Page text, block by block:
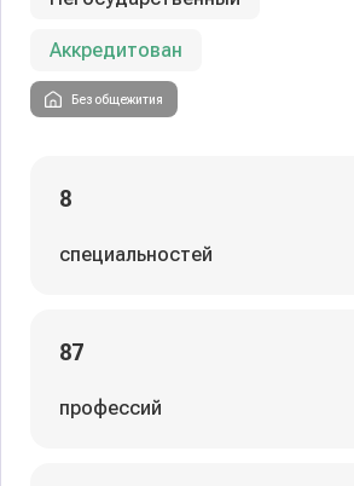
Аккредитован
Без общежития
8
специальностей
87
профессий